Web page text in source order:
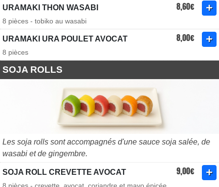
URAMAKI THON WASABI 8,60€
8 pièces - tobiko au wasabi
URAMAKI URA POULET AVOCAT 8,00€
8 pièces
SOJA ROLLS
Les soja rolls sont accompagnés d'une sauce soja salée, de
wasabi et de gingembre.
SOJA ROLL CREVETTE AVOCAT 9,00€